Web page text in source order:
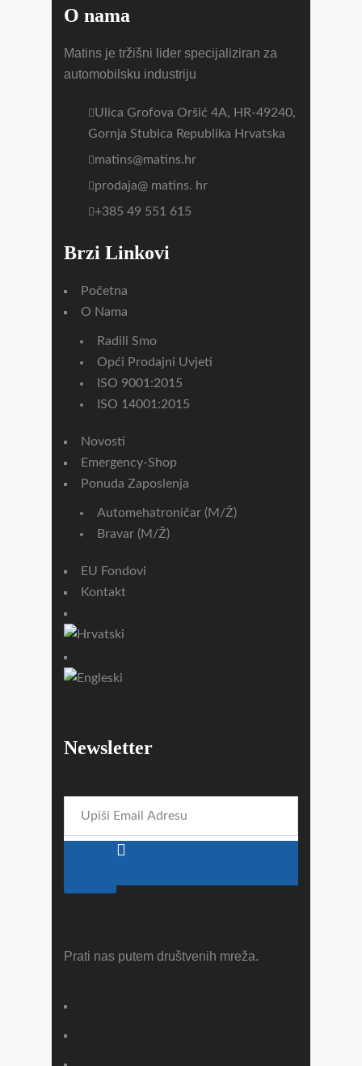
O nama
Matins je tržišni lider specijaliziran za
automobilsku industriju
Ulica Grofova Oršić 4A, HR-49240,
Gornja Stubica Republika Hrvatska
matins@matins.hr
prodaja@ matins. hr
+385 49 551 615
Brzi Linkovi
Početna
O Nama
Radili Smo
Opći Prodajni Uvjeti
ISO 9001:2015
ISO 14001:2015
Novosti
Emergency-Shop
Ponuda Zaposlenja
Automehatroničar (m/ž)
Bravar (m/ž)
EU Fondovi
Kontakt
Newsletter
Prati nas putem društvenih mreža.